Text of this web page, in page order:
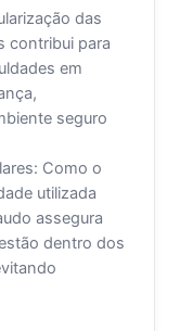
das
contribui para
em
seguro
Como o
utilizada
assegura
dentro dos